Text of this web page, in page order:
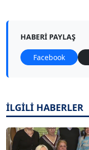
HABERI PAYLAŞ
Facebook
İLGİLİ HABERLER